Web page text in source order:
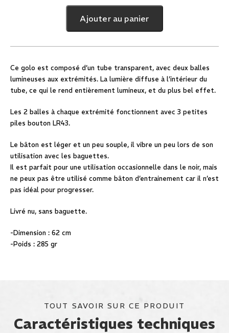
Golo
Lumineux
Ajouter au panier
Ce golo est composé d’un tube transparent, avec deux balles
lumineuses aux extrémités. La lumière diffuse à l’intérieur du
tube, ce qui le rend entièrement lumineux, et du plus bel effet.
Les 2 balles à chaque extrémité fonctionnent avec 3 petites
piles bouton LR43.
Le bâton est léger et un peu souple, il vibre un peu lors de son
utilisation avec les baguettes.
Il est parfait pour une utilisation occasionnelle dans le noir, mais
ne peux pas être utilisé comme bâton d’entrainement car il n’est
pas idéal pour progresser.
Livré nu, sans baguette.
-Dimension : 62 cm
-Poids : 285 gr
TOUT SAVOIR SUR CE PRODUIT
Caractéristiques techniques